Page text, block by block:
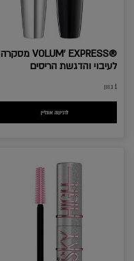
®VOLUM' EXPRESS מסקרה
לעיבוי והדגשת הריסים
1 גוון
לרכישה אונליין